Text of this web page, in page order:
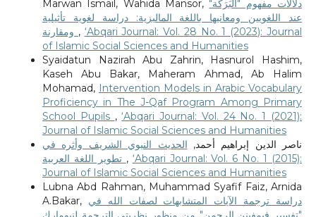
Marwan Ismail, Wahida Mansor, دلالات مفهوم "البَرَكَة"
عند اللغويين ومعانيها باللغة الماليزية: دراسة لغوية تأثيلية
, ‘Abqari Journal: Vol. 28 No. 1 (2023): Journal
of Islamic Social Sciences and Humanities
Syaidatun Nazirah Abu Zahrin, Hasnurol Hashim,
Kaseh Abu Bakar, Maheram Ahmad, Ab Halim
Mohamad,
Intervention Models in Arabic Vocabulary
Proficiency in The J-Qaf Program Among Primary
School Pupils ,‘Abqari Journal: Vol. 24 No. 1 (2021):
Journal of Islamic Social Sciences and Humanities
ناصر الدين إبراهيم أحمد, الحديث النبوي الشريف وأثره في
تطوير اللغة العربية , ‘Abqari Journal: Vol. 6 No. 1 (2015):
Journal of Islamic Social Sciences and Humanities
Lubna Abd Rahman, Muhammad Syafif Faiz, Arnida
A.Bakar, دراسة ترجمة الآيات المتشابهات لصفات الله في